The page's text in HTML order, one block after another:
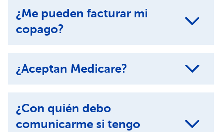
¿Me pueden facturar mi
copago?
¿Aceptan Medicare?
¿Con quién debo
comunicarme si tengo